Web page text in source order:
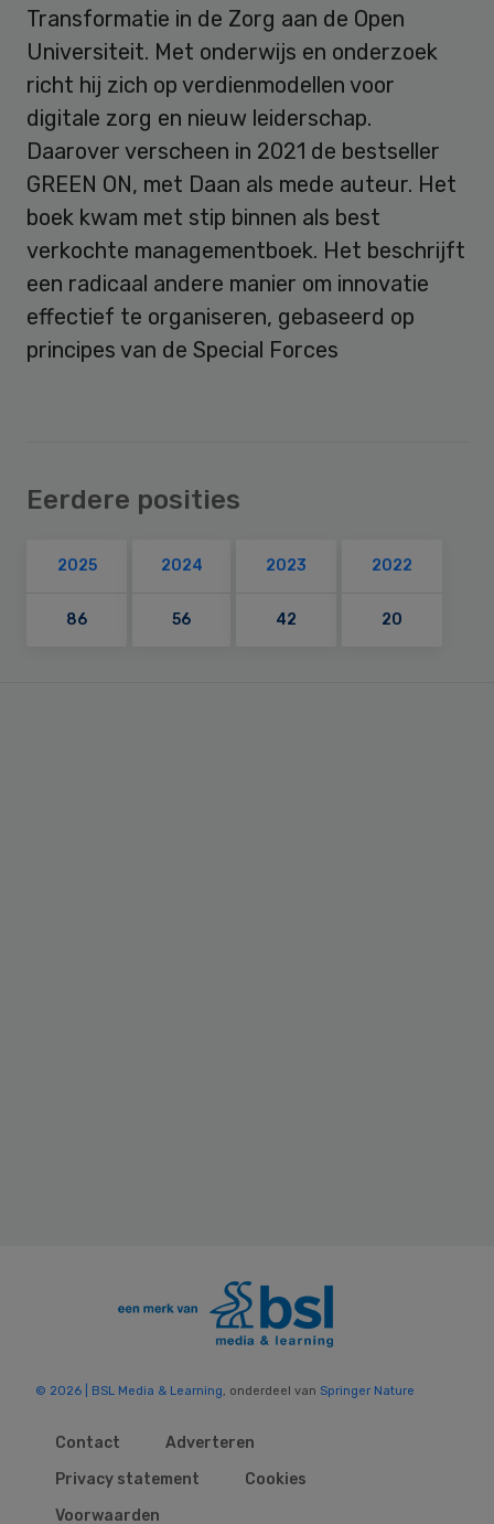
Transformatie in de Zorg aan de Open
Universiteit. Met onderwijs en onderzoek
richt hij zich op verdienmodellen voor
digitale zorg en nieuw leiderschap.
Daarover verscheen in 2021 de bestseller
GREEN ON, met Daan als mede auteur. Het
boek kwam met stip binnen als best
verkochte managementboek. Het beschrijft
een radicaal andere manier om innovatie
effectief te organiseren, gebaseerd op
principes van de Special Forces
Eerdere posities
2025
86
2024
56
2023
42
2022
20
© 2026 | BSL Media & Learning, onderdeel van Springer Nature
Contact
Adverteren
Privacy statement
Cookies
Voorwaarden